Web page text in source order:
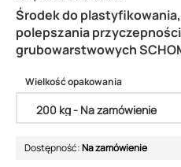
Środek do
polepszania
grubowarstwowych
Wielkość opakowania
Dostępność:Na zamówienie